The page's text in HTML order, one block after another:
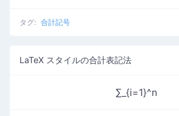
タグ: 合計記号
LaTeX スタイルの合計表記法
∑_{i=1}^n